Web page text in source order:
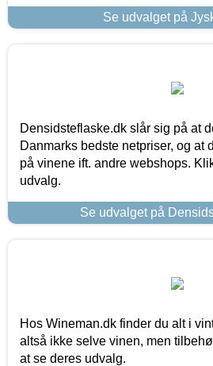
Se udvalget på
Densidsteflaske.dk slår sig på at
Danmarks bedste netpriser, og at
på vinene ift. andre webshops.
udvalg.
Se udvalget på
Hos Wineman.dk finder du alt i
altså ikke selve vinen, men
at se deres udvalg.